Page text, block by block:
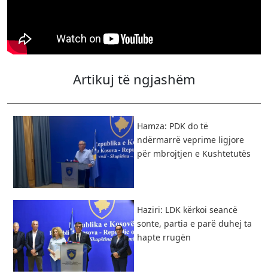
Artikuj të ngjashëm
Hamza: PDK do të
ndërmarrë veprime ligjore
për mbrojtjen e Kushtetutës
Haziri: LDK kërkoi seancë
sonte, partia e parë duhej ta
hapte rrugën